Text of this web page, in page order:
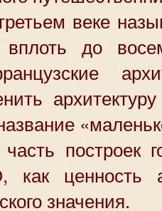
веке
до
построек
ценность
значения.